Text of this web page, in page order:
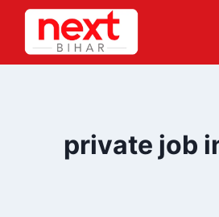
Skip
content
private job